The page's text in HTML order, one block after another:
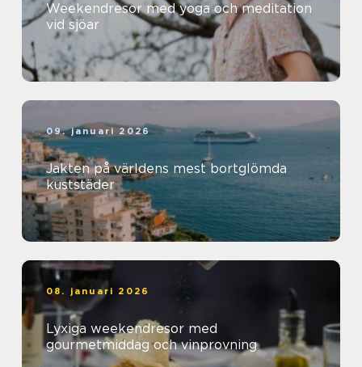
Weekendresor med yoga och meditation
vid sjöar
09. januari 2026
Jakten på världens mest bortglömda
kuststäder
08. januari 2026
Lyxiga weekendresor med
gourmetmiddag och vinprovning